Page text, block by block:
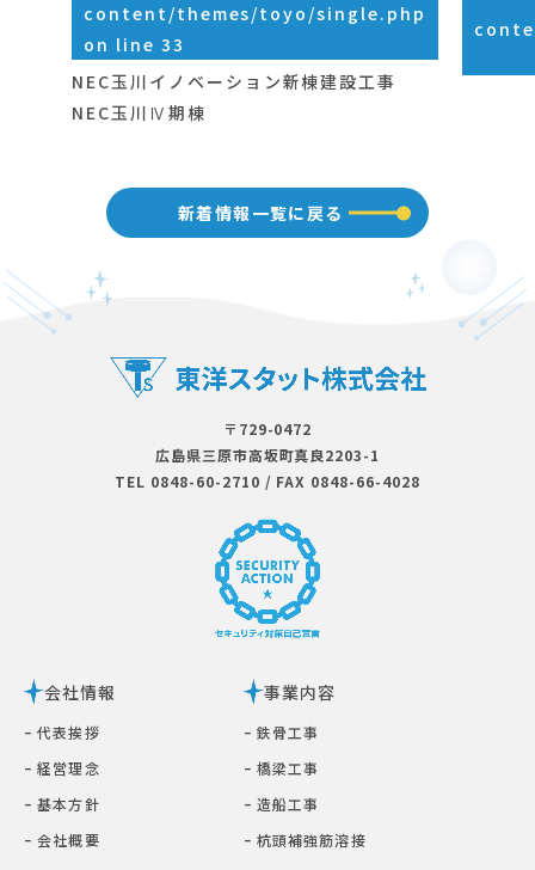
content/themes/toyo/single.php
on line 33
NEC玉川イノベーション新棟建設工事
NEC玉川Ⅳ期棟
新着情報一覧に戻る
〒729-0472
広島県三原市⾼坂町真良2203-1
TEL 0848-60-2710 / FAX 0848-66-4028
会社情報
ｰ 代表挨拶
ｰ 経営理念
ｰ 基本⽅針
ｰ 会社概要
事業内容
ｰ 鉄⾻⼯事
ｰ 橋梁⼯事
ｰ 造船工事
ｰ 杭頭補強筋溶接